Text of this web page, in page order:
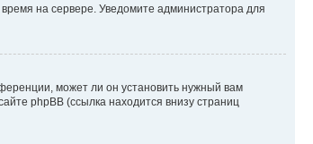
на сервере. Уведомите администратора для
может ли он установить нужный вам
phpBB (ссылка находится внизу страниц